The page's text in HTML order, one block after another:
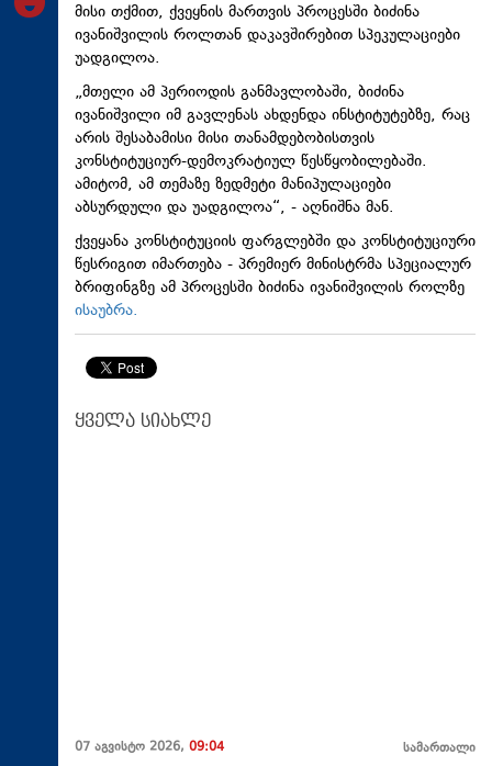
მისი თქმით, ქვეყნის მართვის პროცესში ბიძინა
ივანიშვილის როლთან დაკავშირებით სპეკულაციები
უადგილოა.
„მთელი ამ პერიოდის განმავლობაში, ბიძინა
ივანიშვილი იმ გავლენას ახდენდა ინსტიტუტებზე, რაც
არის შესაბამისი მისი თანამდებობისთვის
კონსტიტუციურ-დემოკრატიულ წესწყობილებაში.
ამიტომ, ამ თემაზე ზედმეტი მანიპულაციები
აბსურდული და უადგილოა“, - აღნიშნა მან.
ქვეყანა კონსტიტუციის ფარგლებში და კონსტიტუციური
წესრიგით იმართება - პრემიერ მინისტრმა სპეციალურ
ბრიფინგზე ამ პროცესში ბიძინა ივანიშვილის როლზე
ისაუბრა.
ყველა სიახლე
07 აგვისტო 2026, 09:04 სამართალი